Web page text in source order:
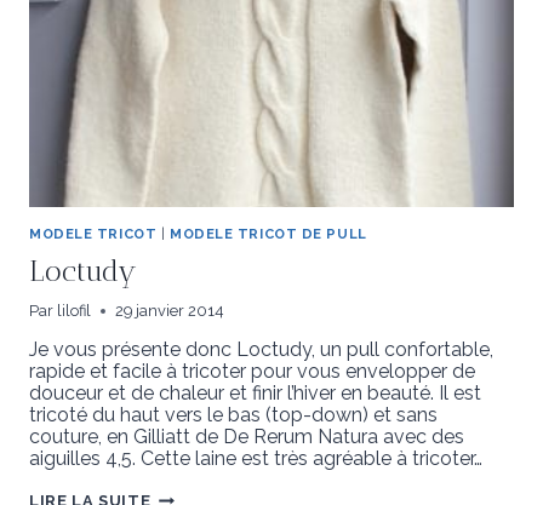
MODELE TRICOT MODELE TRICOT DE PULL
Loctudy
Par lilofil 29 janvier 2014
Je vous présente donc Loctudy, un pull confortable,
rapide et facile à tricoter pour vous envelopper de
douceur et de chaleur et finir l’hiver en beauté. Il est
tricoté du haut vers le bas (top-down) et sans
couture, en Gilliatt de De Rerum Natura avec des
aiguilles 4,5. Cette laine est très agréable à tricoter…
LIRE LA SUITELOCTUDY